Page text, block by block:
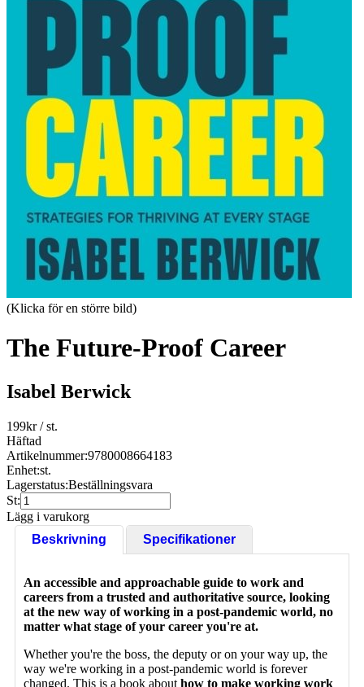
(Klicka för en större bild)
The Future-Proof Career
Isabel Berwick
199kr/ st.
Häftad
Artikelnummer:9780008664183
Enhet:st.
Lagerstatus:Beställningsvara
St:
Lägg i varukorg
Beskrivning
Specifikationer
An accessible and approachable guide to work and
careers from a trusted and authoritative source, looking
at the new way of working in a post-pandemic world, no
matter what stage of your career you're at.
Whether you're the boss, the deputy or on your way up, the
way we're working in a post-pandemic world is forever
changed. This is a book about how to make working work